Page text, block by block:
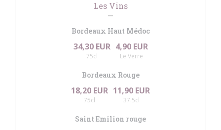
Les Vins
Bordeaux Haut Médoc
34,30 EUR
75cl
4,90 EUR
Le Verre
Bordeaux Rouge
18,20 EUR
75cl
11,90 EUR
37.5cl
Saint Emilion rouge